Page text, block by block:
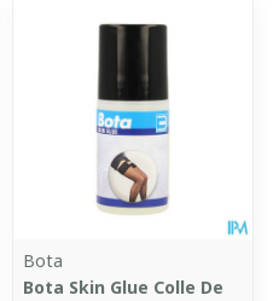
Bota
Bota Skin Glue Colle De